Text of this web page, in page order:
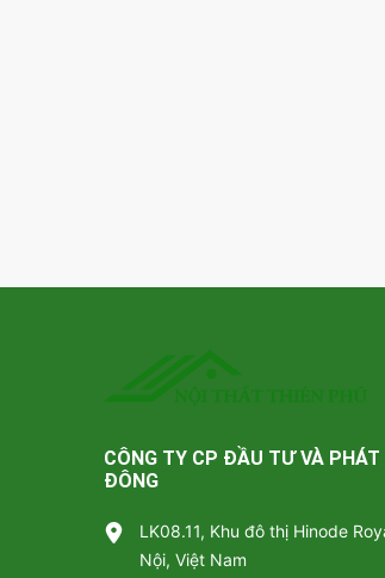
CÔNG TY CP ĐẦU TƯ VÀ PHÁT
ĐÔNG
LK08.11, Khu đô thị Hinode
Nội, Việt Nam